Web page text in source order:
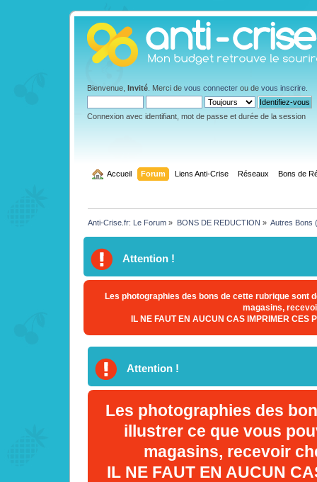
Bienvenue, Invité . Merci de vous connecter ou de vous inscrire
Connexion avec identifiant, mot de passe et durée de la session
Accueil Forum Liens Anti-Crise Réseaux Bons de
Anti-Crise.fr: Le Forum » BONS DE REDUCTION » Autres Bons
Attention !
Les photographies des bons de cette rubrique sont
magasins,
IL NE FAUT EN AUCUN CAS IMPRIMER CES
Attention !
Les photographies des
illustrer ce que vous
magasins, recevoir
IL NE FAUT EN AUCUN